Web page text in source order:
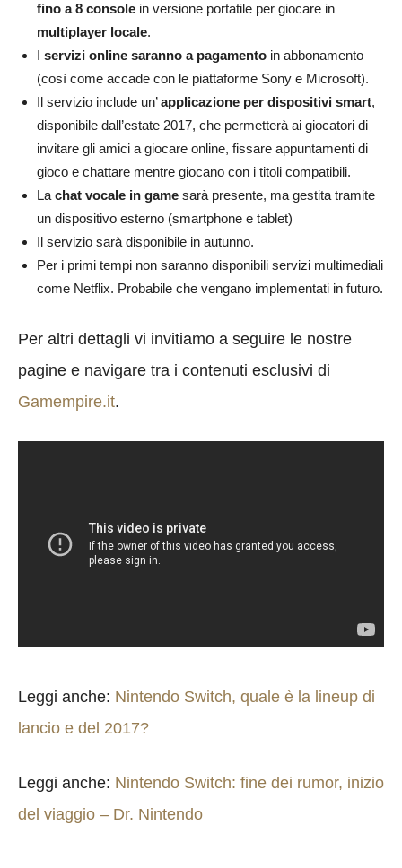
fino a 8 console in versione portatile per giocare in
multiplayer locale.
I servizi online saranno a pagamento in abbonamento
(così come accade con le piattaforme Sony e Microsoft).
Il servizio include un’applicazione per dispositivi smart,
disponibile dall’estate 2017, che permetterà ai giocatori di
invitare gli amici a giocare online, fissare appuntamenti di
gioco e chattare mentre giocano con i titoli compatibili.
La chat vocale in game sarà presente, ma gestita tramite
un dispositivo esterno (smartphone e tablet)
Il servizio sarà disponibile in autunno.
Per i primi tempi non saranno disponibili servizi multimediali
come Netflix. Probabile che vengano implementati in futuro.
Per altri dettagli vi invitiamo a seguire le nostre
pagine e navigare tra i contenuti esclusivi di
Gamempire.it.
Leggi anche: Nintendo Switch, quale è la lineup di
lancio e del 2017?
Leggi anche: Nintendo Switch: fine dei rumor, inizio
del viaggio – Dr. Nintendo